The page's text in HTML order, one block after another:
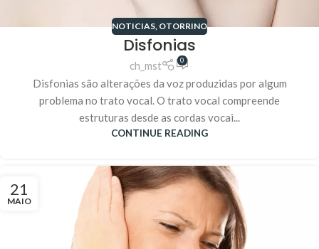
NOTICIAS, OTORRINO
Disfonias
ch_mst 0
Disfonias são alterações da voz produzidas por algum
problema no trato vocal. O trato vocal compreende
estruturas desde as cordas vocai...
CONTINUE READING
21
MAIO